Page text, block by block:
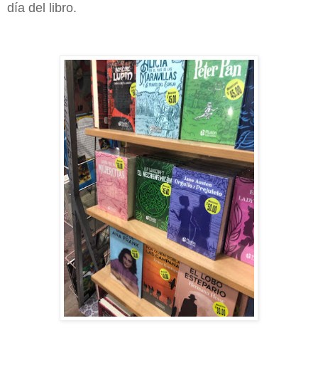
día del libro.